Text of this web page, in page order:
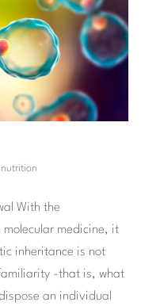
With the
medicine, it
inheritance is not
-that is, what
an individual